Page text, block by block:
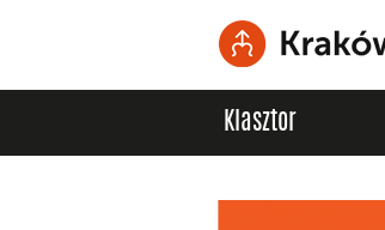
Klasztor